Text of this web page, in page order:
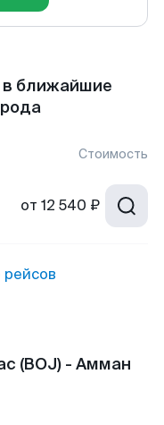
в ближайшие
Стоимость
от 12 540 ₽
(BOJ) - Амман